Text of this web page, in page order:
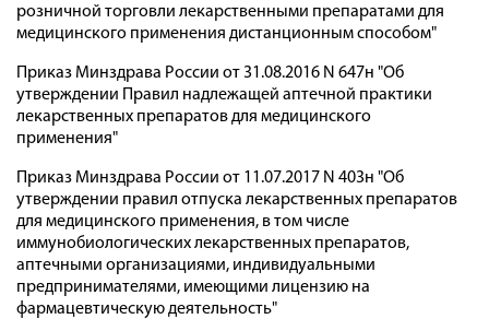
розничной торговли лекарственными препаратами для
медицинского применения дистанционным способом"
Приказ Минздрава России от 31.08.2016 N 647н "Об
утверждении Правил надлежащей аптечной практики
лекарственных препаратов для медицинского
применения"
Приказ Минздрава России от 11.07.2017 N 403н "Об
утверждении правил отпуска лекарственных препаратов
для медицинского применения, в том числе
иммунобиологических лекарственных препаратов,
аптечными организациями, индивидуальными
предпринимателями, имеющими лицензию на
фармацевтическую деятельность"